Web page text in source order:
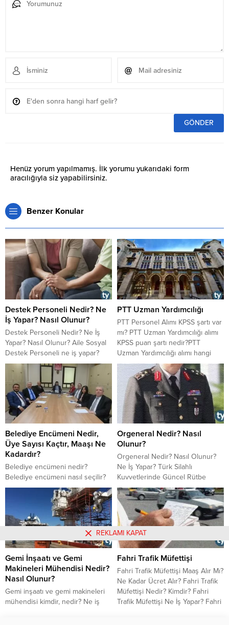
Henüz yorum yapılmamış. İlk yorumu yukarıdaki form
aracılığıyla siz yapabilirsiniz.
Benzer Konular
Destek Personeli Nedir? Ne
İş Yapar? Nasıl Olunur?
Destek Personeli Nedir? Ne İş
Yapar? Nasıl Olunur? Aile Sosyal
Destek Personeli ne iş yapar?
Nasıl olunur? Destek personeli
olma şartları nelerdir? Destek
personellerinin yaptığı görevler
nelerdir?
PTT Uzman Yardımcılığı
PTT Personel Alımı KPSS şartı var
mı? PTT Uzman Yardımcılığı alımı
KPSS puan şartı nedir?PTT
Uzman Yardımcılığı alımı hangi
KPSS puan türü ile yapılacak?
Detayları haberimizde
bulabilirsiniz.
Belediye Encümeni Nedir,
Üye Sayısı Kaçtır, Maaşı Ne
Kadardır?
Belediye encümeni nedir?
Belediye encümeni nasıl seçilir?
Belediye encümeni üye sayısı
kaçtır? Belediye encümeni
başkanı kimdir? Belediye
encümeni görev ve yetkileri
nelerdir? Belediye encümeni
maaşı ne kadardır? 31 Mart 2019
yerel seçimler öncesinde yazımızı
okumanızı tavsiye ediyoruz.
Orgeneral Nedir? Nasıl
Olunur?
Orgeneral Nedir? Nasıl Olunur?
Ne İş Yapar? Türk Silahlı
Kuvvetlerinde Güncel Rütbe
Sıralaması Nelerdir? Orgeneral
Olmak İçin Kaç Yıl Geçmesi
Gerekir? Orgeneral Maaşları Ne
Kadar?
Gemi İnşaatı ve Gemi
Makineleri Mühendisi Nedir?
Nasıl Olunur?
​​​​​​​Gemi inşaatı ve gemi makineleri
mühendisi kimdir, nedir? Ne iş
Fahri Trafik Müfettişi
Fahri Trafik Müfettişi Maaş Alır Mı?
Ne Kadar Ücret Alır? Fahri Trafik
Müfettişi Nedir? Kimdir? Fahri
Trafik Müfettişi Ne İş Yapar? Fahri
REKLAMI KAPAT